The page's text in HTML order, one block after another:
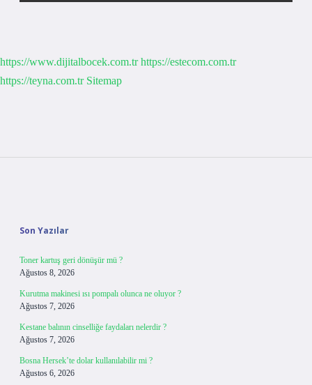
https://www.dijitalbocek.com.tr https://estecom.com.tr
https://teyna.com.tr Sitemap
Son Yazılar
Toner kartuş geri dönüşür mü ?
Ağustos 8, 2026
Kurutma makinesi ısı pompalı olunca ne oluyor ?
Ağustos 7, 2026
Kestane balının cinselliğe faydaları nelerdir ?
Ağustos 7, 2026
Bosna Hersek’te dolar kullanılabilir mi ?
Ağustos 6, 2026